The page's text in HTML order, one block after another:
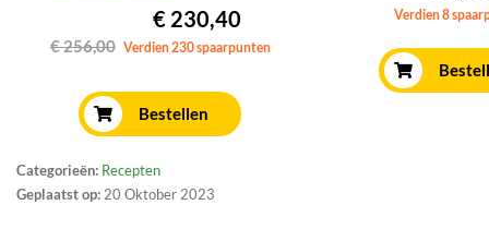
€ 256,00
€ 230,40
Verdien 230 spaarpunten
Bestellen
Verdien 8
Categorieën: Recepten
Geplaatst op: 20 Oktober 2023